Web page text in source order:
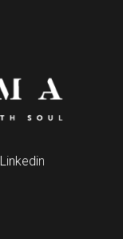
Linkedin